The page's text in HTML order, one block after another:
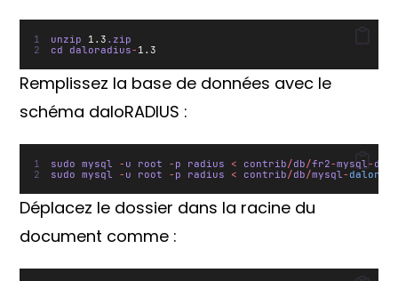
unzip 1.3 .zip
cd daloradius- 1.3
Remplissez la base de données avec le
schéma daloRADIUS :
sudo mysql - u root - p radius < contrib/db/fr2-mysql-
sudo mysql - u root - p radius < contrib/db/mysql-
Déplacez le dossier dans la racine du
document comme :